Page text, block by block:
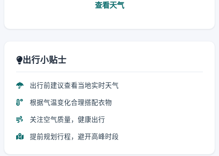
查看天气
出行小贴士
出行前建议查看当地实时天气
根据气温变化合理搭配衣物
关注空气质量，健康出行
提前规划行程，避开高峰时段